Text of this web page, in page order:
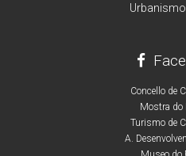
Concello de
Mostra do
Turismo de
A.